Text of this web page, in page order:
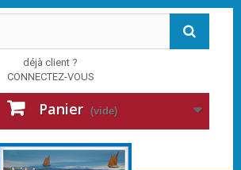
déjà client ?
CONNECTEZ-VOUS
Panier (vide)